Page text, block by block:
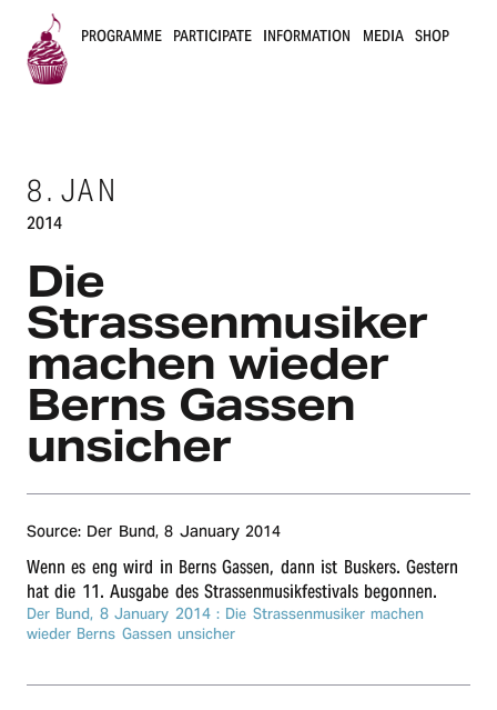
s
k
e
r
s
B
e
r
n
PROGRAMME PARTICIPATE INFORMATION MEDIA SHOP
8. JAN
2014
Die
Strassenmusiker
machen wieder
Berns Gassen
unsicher
Source: Der Bund,8 January 2014
Wenn es eng wird in Berns Gassen, dann ist Buskers. Gestern
hat die 11. Ausga­be des Stras­sen­mu­sik­fes­ti­vals begonnen.
Der Bund, 8 January 2014: Die Stras­sen­mu­si­ker machen
wieder Berns Gassen unsicher